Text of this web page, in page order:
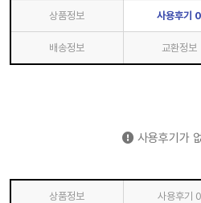
상품정보 사용후기 0
배송정보 교환정보
사용후기가
상품정보 사용후기 0